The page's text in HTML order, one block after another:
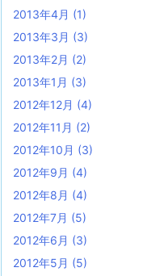
2013年4月 (1)
2013年3月 (3)
2013年2月 (2)
2013年1月 (3)
2012年12月 (4)
2012年11月 (2)
2012年10月 (3)
2012年9月 (4)
2012年8月 (4)
2012年7月 (5)
2012年6月 (3)
2012年5月 (5)